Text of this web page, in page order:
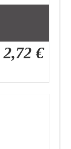
2,72 €